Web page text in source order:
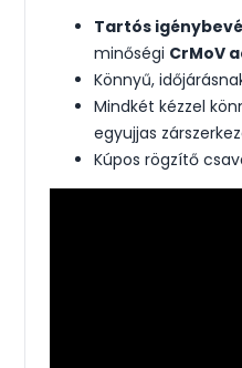
Tartós
minőségi CrMoV
Könnyű,
Mindkét kézzel
egyujjas
Kúpos rögzítő